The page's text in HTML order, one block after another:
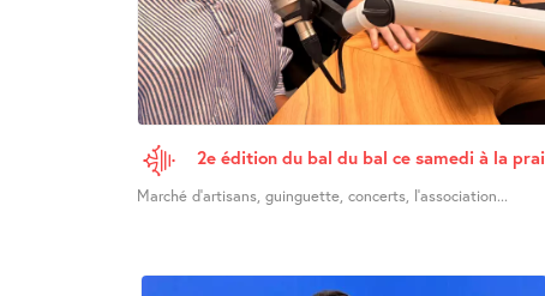
2e édition du bal du bal ce samedi à la
Marché d’artisans, guinguette, concerts, l’association...